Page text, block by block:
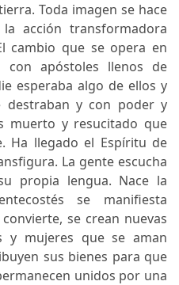
Toda imagen se hace
acción transformadora
cambio que se opera en
con apóstoles llenos de
esperaba algo de ellos y
destraban y con poder y
muerto y resucitado que
Ha llegado el Espíritu de
La gente escucha
propia lengua. Nace la
se manifiesta
se crean nuevas
y mujeres que se aman
sus bienes para que
unidos por una